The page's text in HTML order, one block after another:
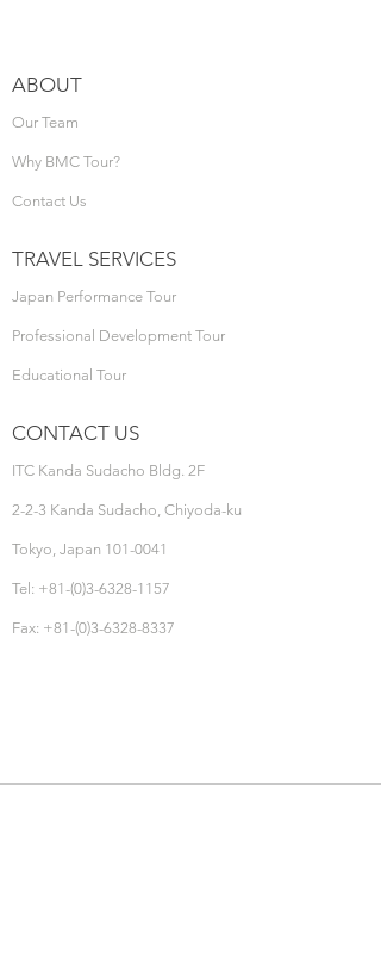
ABOUT
Our Team
Why BMC Tour?
Contact Us
TRAVEL SERVICES
Japan Performance Tour
Professional Development Tour
Educational Tour
CONTACT US
ITC Kanda Sudacho Bldg. 2F
2-2-3 Kanda Sudacho, Chiyoda-ku
Tokyo, Japan 101-0041
Tel: +81-(0)3-6328-1157
Fax: +81-(0)3-6328-8337